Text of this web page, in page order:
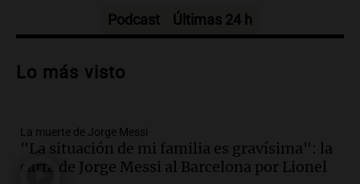
Audio.Trágico accidente en Mendoza:
vehículos desde un puente
Audio.Tragedia en Mendoza: un muerto
y cinco heridos tras caer dos autos desde
un puente
Podcast Últimas 24 h
Lo más visto
La muerte de Jorge Messi
"La situación de mi familia es gravísima": la
carta de Jorge Messi al Barcelona por Lionel